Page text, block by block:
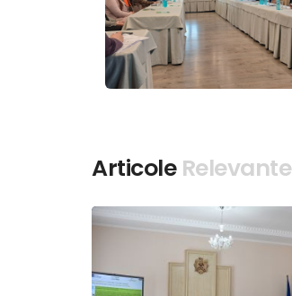
Articole Relevante